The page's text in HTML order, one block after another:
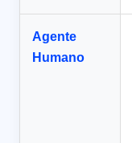
Agente
Humano